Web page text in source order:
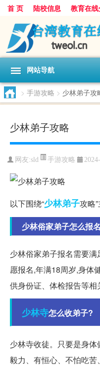
首 页 陆校信息 教育在
网站导航
> 手游攻略 > 少林弟子攻
少林弟子攻略
网友:sld 手游攻略
以下围绕“少林弟子攻略
少林俗家弟子怎么报
少林俗家弟子报名需要
愿报名,年满18周岁,身体
供身份证、体检报告等相
少林寺怎么收弟子?
少林寺收徒。只要是身
毅力、有恒心、不怕吃